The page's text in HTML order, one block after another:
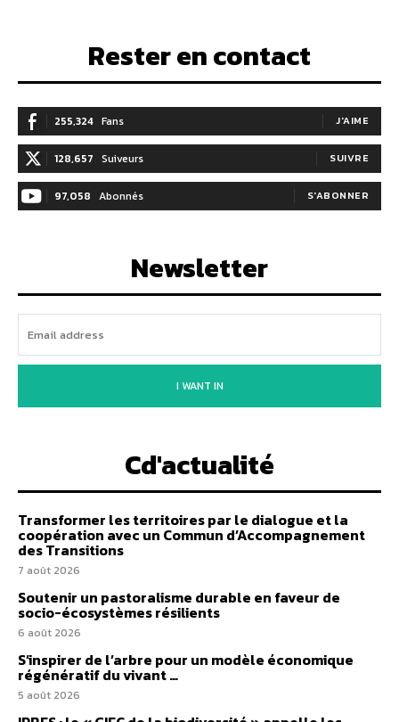
Rester en contact
255,324 Fans J'AIME
128,657 Suiveurs SUIVRE
97,058 Abonnés S'ABONNER
Newsletter
I WANT IN
Cd'actualité
Transformer les territoires par le dialogue et la
coopération avec un Commun d’Accompagnement
des Transitions
7 août 2026
Soutenir un pastoralisme durable en faveur de
socio-écosystèmes résilients
6 août 2026
S’inspirer de l’arbre pour un modèle économique
régénératif du vivant …
5 août 2026